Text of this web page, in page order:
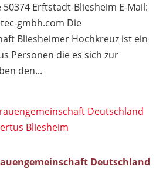
Erftstadt-Bliesheim E-Mail:
gmbh.com Die
Bliesheimer Hochkreuz ist ein
Personen die es sich zur
den...
Deutschland